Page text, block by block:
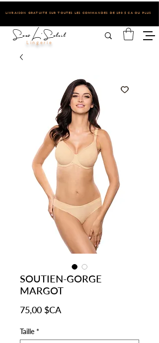
Sous L'Soleil
Lingerie
LIVRAISON GRATUITE SUR TOUTES LES COMMANDES DE 150 $ CA OU PLUS
SOUTIEN-GORGE
MARGOT
75,00 $CAPrix
Taille *